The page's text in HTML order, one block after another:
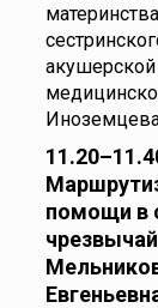
помощи в